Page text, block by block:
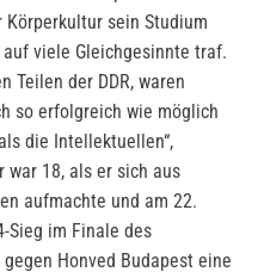
Körperkultur sein Studium
viele Gleichgesinnte traf.
Teilen der DDR, waren
so erfolgreich wie möglich
die Intellektuellen“,
18, als er sich aus
aufmachte und am 22.
Sieg im Finale des
Honved Budapest eine